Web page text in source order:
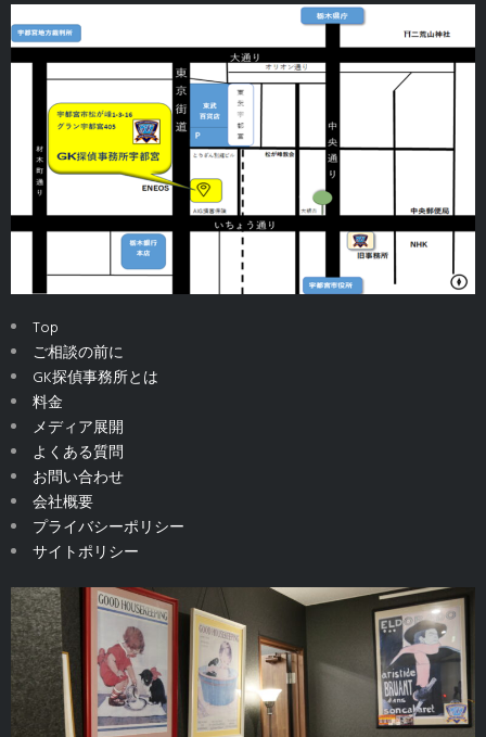
Top
ご相談の前に
GK探偵事務所とは
料金
メディア展開
よくある質問
お問い合わせ
会社概要
プライバシーポリシー
サイトポリシー